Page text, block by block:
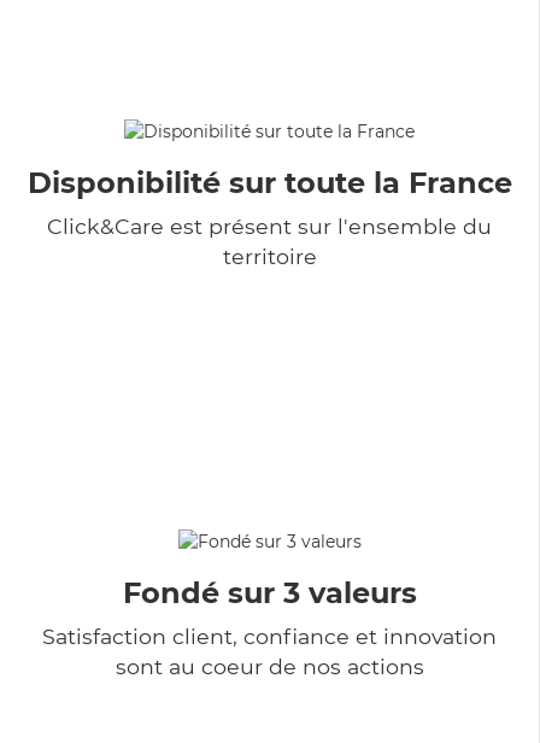
Disponibilité sur toute la France
Click&Care est présent sur l'ensemble du
territoire
Fondé sur 3 valeurs
Satisfaction client, confiance et innovation
sont au coeur de nos actions